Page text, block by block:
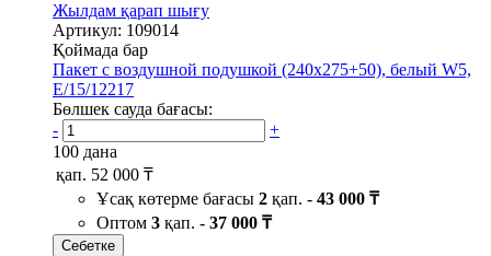
Жылдам қарап шығу
Артикул: 109014
Қоймада бар
Пакет с воздушной подушкой (240х275+50), белый W5,
Е/15/12217
Бөлшек сауда бағасы:
-
+
100 дана
қап. 52 000 ₸
Ұсақ көтерме бағасы 2 қап. - 43 000 ₸
Оптом 3 қап. - 37 000 ₸
Себетке